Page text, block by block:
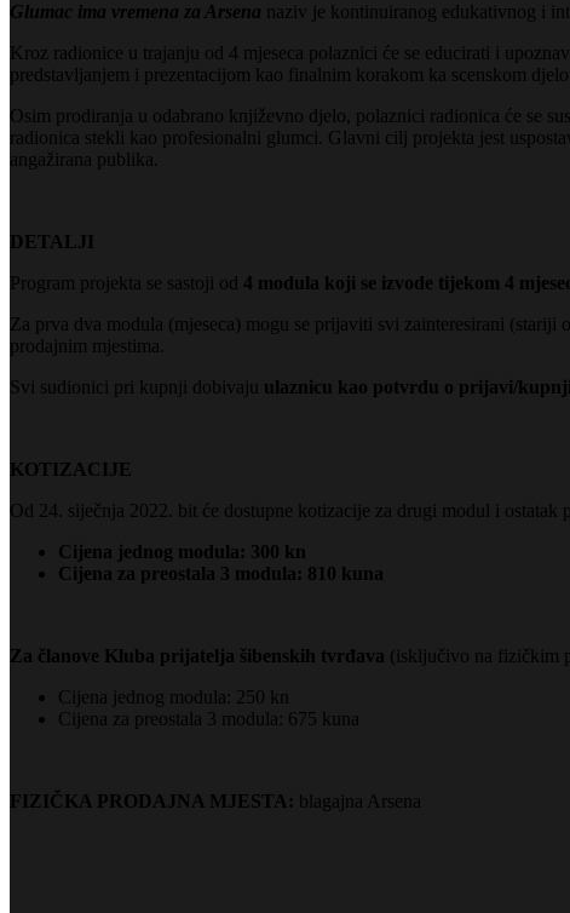
Glumac ima vremena za Arsena naziv je kontinuiranog edukativnog i
Kroz radionice u trajanju od 4 mjeseca polaznici će se educirati i
predstavljanjem i prezentacijom kao finalnim korakom ka scenskom
Osim prodiranja u odabrano književno djelo, polaznici radionica će se
radionica stekli kao profesionalni glumci. Glavni cilj projekta jest
angažirana publika.
DETALJI
Program projekta se sastoji od 4 modula koji se izvode tijekom 4
Za prva dva modula (mjeseca) mogu se prijaviti svi zainteresirani
prodajnim mjestima.
Svi sudionici pri kupnji dobivaju ulaznicu kao potvrdu o prijavi/kupnji
KOTIZACIJE
Od 24. siječnja 2022. bit će dostupne kotizacije za drugi modul i ostatak
Cijena jednog modula: 300 kn
Cijena za preostala 3 modula: 810 kuna
Za članove Kluba prijatelja šibenskih tvrđava (isključivo na fizičkim
Cijena jednog modula: 250 kn
Cijena za preostala 3 modula: 675 kuna
FIZIČKA PRODAJNA MJESTA: blagajna Arsena